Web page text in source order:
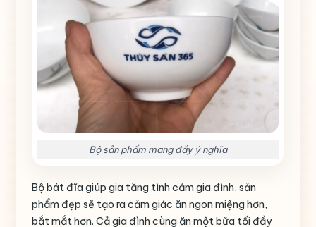
Bộ sản phẩm mang đầy ý nghĩa
Bộ bát đĩa giúp gia tăng tình cảm gia đình, sản
phẩm đẹp sẽ tạo ra cảm giác ăn ngon miệng hơn,
bắt mắt hơn. Cả gia đình cùng ăn một bữa tối đầy